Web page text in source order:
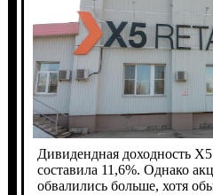
Дивидендная доходность
составила 11,6%. Однако
обвалились больше, хотя